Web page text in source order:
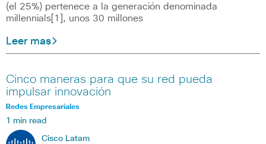
(el 25%) pertenece a la generación denominada
millennials[1], unos 30 millones
Leer mas
Cinco maneras para que su red pueda
impulsar innovación
Redes Empresariales
1 min read
Cisco Latam